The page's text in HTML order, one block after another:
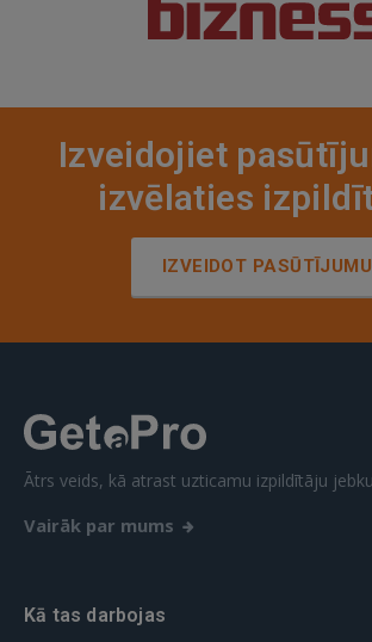
Izveidojiet
izvēlaties
IZVEIDOT PASŪTĪJUMU
Ātrs veids, kā atrast uzticamu izpildītāju
Vairāk par mums
Kā tas darbojas